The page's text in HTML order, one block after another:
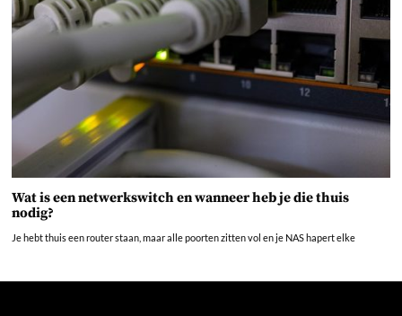
Wat is een netwerkswitch en wanneer heb je die thuis
nodig?
Je hebt thuis een router staan, maar alle poorten zitten vol en je NAS hapert elke